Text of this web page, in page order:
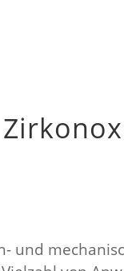
und